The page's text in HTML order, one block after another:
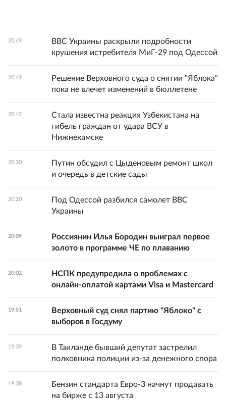
20:49
ВВС Украины раскрыли подробности
крушения истребителя МиГ-29 под Одессой
20:49
Решение Верховного суда о снятии "Яблока"
пока не влечет изменений в бюллетене
20:42
Стала известна реакция Узбекистана на
гибель граждан от удара ВСУ в
Нижнекамске
20:30
Путин обсудил с Цыденовым ремонт школ
и очередь в детские сады
20:20
Под Одессой разбился самолет ВВС
Украины
20:09
Россиянин Илья Бородин выиграл первое
золото в программе ЧЕ по плаванию
20:02
НСПК предупредила о проблемах с
онлайн-оплатой картами Visa и Mastercard
19:51
Верховный суд снял партию "Яблоко" с
выборов в Госдуму
19:39
В Таиланде бывший депутат застрелил
полковника полиции из-за денежного спора
19:38
Бензин стандарта Евро-3 начнут продавать
на бирже с 13 августа